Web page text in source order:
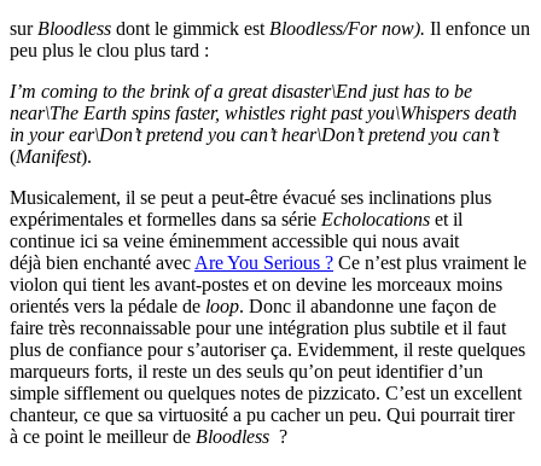
sur Bloodless dont le gimmick est Bloodless/For now). Il enfonce un
peu plus le clou plus tard :
I’m coming to the brink of a great disaster\End just has to be
near\The Earth spins faster, whistles right past you\Whispers death
in your ear\Don’t pretend you can’t hear\Don’t pretend you can’t
(Manifest).
Musicalement, il se peut a peut-être évacué ses inclinations plus
expérimentales et formelles dans sa série Echolocations et il
continue ici sa veine éminemment accessible qui nous avait
déjà bien enchanté avec Are You Serious ? Ce n’est plus vraiment le
violon qui tient les avant-postes et on devine les morceaux moins
orientés vers la pédale de loop. Donc il abandonne une façon de
faire très reconnaissable pour une intégration plus subtile et il faut
plus de confiance pour s’autoriser ça. Evidemment, il reste quelques
marqueurs forts, il reste un des seuls qu’on peut identifier d’un
simple sifflement ou quelques notes de pizzicato. C’est un excellent
chanteur, ce que sa virtuosité a pu cacher un peu. Qui pourrait tirer
à ce point le meilleur de Bloodless ?